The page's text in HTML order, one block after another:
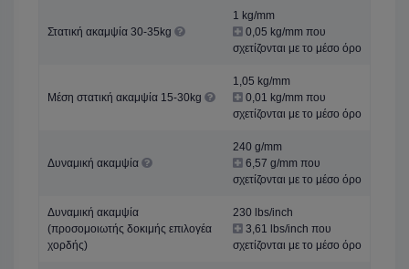
Στατική ακαμψία 30-35kg
1 kg/mm
0,05 kg/mm που
σχετίζονται με το μέσο όρο
Μέση στατική ακαμψία 15-30kg
1,05 kg/mm
0,01 kg/mm που
σχετίζονται με το μέσο όρο
Δυναμική ακαμψία
240 g/mm
6,57 g/mm που
σχετίζονται με το μέσο όρο
Δυναμική ακαμψία
(προσομοιωτής δοκιμής επιλογέα
χορδής)
230 lbs/inch
3,61 lbs/inch που
σχετίζονται με το μέσο όρο